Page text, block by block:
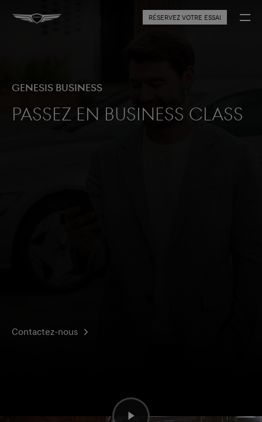
RÉSERVEZ VOTRE ESSAI
Genesis Business
Passez en Business Class
Contactez-nous